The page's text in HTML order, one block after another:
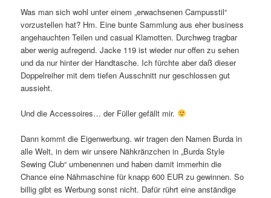
Was man sich wohl unter einem „erwachsenen Campusstil“
vorzustellen hat? Hm. Eine bunte Sammlung aus eher business
angehauchten Teilen und casual Klamotten. Durchweg tragbar
aber wenig aufregend. Jacke 119 ist wieder nur offen zu sehen
und da nur hinter der Handtasche. Ich fürchte aber daß dieser
Doppelreiher mit dem tiefen Ausschnitt nur geschlossen gut
aussieht.
Und die Accessoires… der Füller gefällt mir.
Dann kommt die Eigenwerbung. wir tragen den Namen Burda in
alle Welt, in dem wir unsere Nähkränzchen in „Burda Style
Sewing Club“ umbenennen und haben damit immerhin die
Chance eine Nähmaschine für knapp 600 EUR zu gewinnen. So
billig gibt es Werbung sonst nicht. Dafür rührt eine anständige